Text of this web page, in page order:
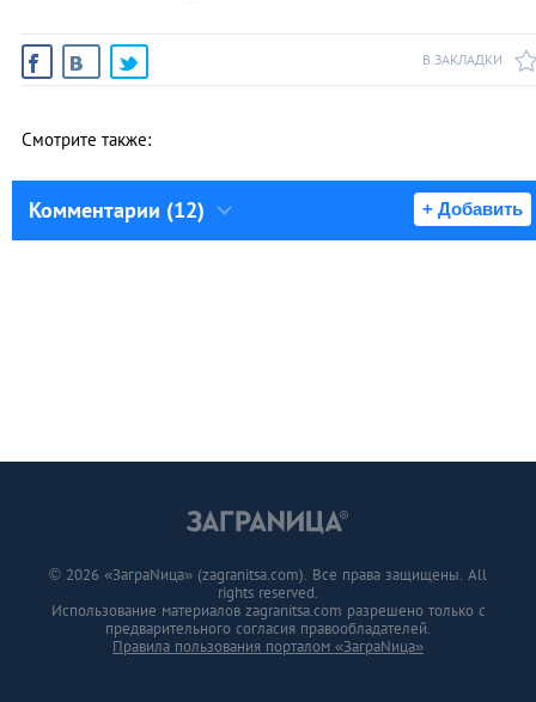
В ЗАКЛАДКИ
Смотрите также:
Комментарии (12) + Добавить
© 2026 «ЗаграNица» (zagranitsa.com). Все права защищены. All
rights reserved.
Использование материалов zagranitsa.com разрешено только с
предварительного согласия правообладателей.
Правила пользования порталом «ЗаграNица»